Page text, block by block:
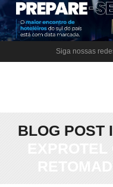
Skip
to
content
Siga nossas
BLOG POST